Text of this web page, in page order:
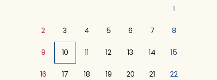
1
2 3 4 5 6 7 8
9 10 11 12 13 14 15
16 17 18 19 20 21 22